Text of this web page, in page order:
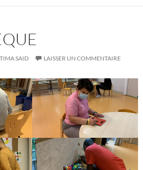
SAID LAISSER UN COMMENTAIRE